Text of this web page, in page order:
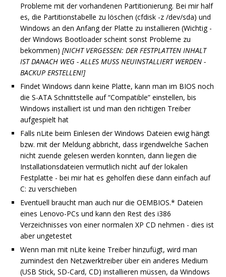
Probleme mit der vorhandenen Partitionierung. Bei mir half
es, die Partitionstabelle zu löschen (cfdisk -z /dev/sda) und
Windows an den Anfang der Platte zu installieren (Wichtig -
der Windows Bootloader scheint sonst Probleme zu
bekommen) [NICHT VERGESSEN: DER FESTPLATTEN INHALT
IST DANACH WEG - ALLES MUSS NEUINSTALLIERT WERDEN -
BACKUP ERSTELLEN!]
Findet Windows dann keine Platte, kann man im BIOS noch
die S-ATA Schnittstelle auf “Compatible” einstellen, bis
Windows installiert ist und man den richtigen Treiber
aufgespielt hat
Falls nLite beim Einlesen der Windows Dateien ewig hängt
bzw. mit der Meldung abbricht, dass irgendwelche Sachen
nicht zuende gelesen werden konnten, dann liegen die
Installationsdateien vermutlich nicht auf der lokalen
Festplatte - bei mir hat es geholfen diese dann einfach auf
C: zu verschieben
Eventuell braucht man auch nur die OEMBIOS.* Dateien
eines Lenovo-PCs und kann den Rest des i386
Verzeichnisses von einer normalen XP CD nehmen - dies ist
aber ungetestet
Wenn man mit nLite keine Treiber hinzufügt, wird man
zumindest den Netzwerktreiber über ein anderes Medium
(USB Stick, SD-Card, CD) installieren müssen, da Windows